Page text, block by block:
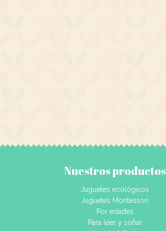
Nuestros productos
Juguetes ecológicos
Juguetes Montessori
Por edades
Para leer y soñar